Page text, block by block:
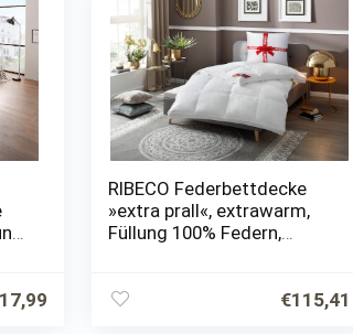
RIBECO Federbettdecke
»extra prall«, extrawarm,
Füllung 100% Federn,
€115,41